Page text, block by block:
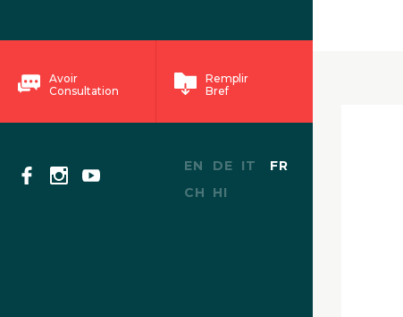
Avoir
Consultation
Remplir
Bref
EN DE IT
FR
CH
HI